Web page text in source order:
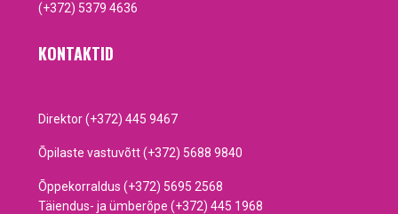
(+372) 5379 4636
KONTAKTID
Direktor (+372) 445 9467
Õpilaste vastuvõtt (+372) 5688 9840
Õppekorraldus (+372) 5695 2568
Täiendus- ja ümberõpe (+372) 445 1968